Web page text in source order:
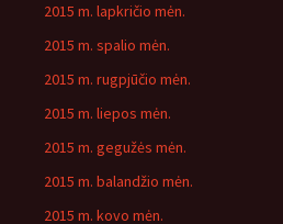
2015 m. lapkričio mėn.
2015 m. spalio mėn.
2015 m. rugpjūčio mėn.
2015 m. liepos mėn.
2015 m. gegužės mėn.
2015 m. balandžio mėn.
2015 m. kovo mėn.